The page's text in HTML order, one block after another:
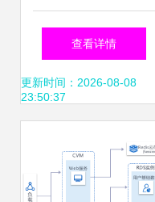
网市场数据盘点 十
大领域与趋势前瞻
查看详情
更新时间：2026-08-08
23:50:37